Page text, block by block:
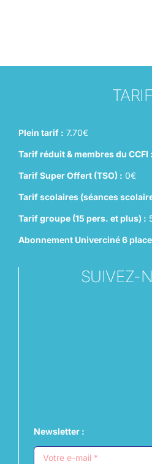
Plein tarif : 7.70€
Tarif réduit & membres du CCFI :
Tarif Super Offert (TSO) : 0€
Tarif scolaires (séances
Tarif groupe (15 pers. et plus) :
Abonnement Univerciné 6
SUIVEZ-
Newsletter :